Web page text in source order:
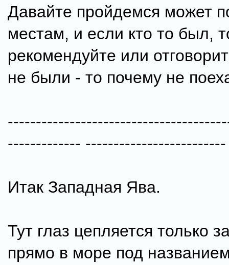
Давайте пройдемся может
местам, и если кто то был,
рекомендуйте или
не были - то почему не
------------- -------------------------
Итак Западная Ява.
Тут глаз цепляется только
прямо в море под